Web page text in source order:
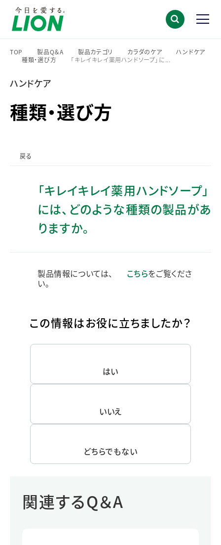
TOP
>
製品Q＆A
>
製品カテゴリ
>
カラダのケア
>
ハンドケア
種類・選び方
「キレイキレイ薬用ハンドソープ」に...
ハンドケア
種類・選び方
戻る
「キレイキレイ薬用ハンドソープ」
には、どのような種類の製品があ
りますか。
製品情報については、 こちらをご覧くださ
い。
この情報はお役に立ちましたか？
はい
いいえ
どちらでもない
関連するQ＆A